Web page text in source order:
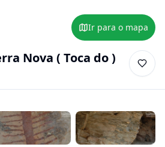
Ir para o mapa
Nova ( Toca do )